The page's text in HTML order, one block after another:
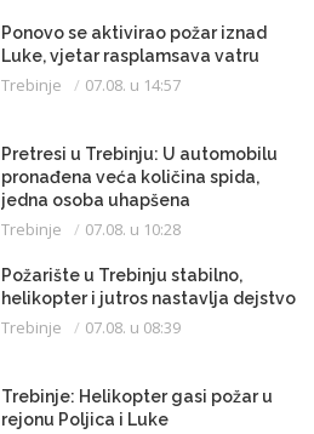
Ponovo se aktivirao požar iznad
Luke, vjetar rasplamsava vatru
Trebinje 07.08. u 14:57
Pretresi u Trebinju: U automobilu
pronađena veća količina spida,
jedna osoba uhapšena
Trebinje 07.08. u 10:28
Požarište u Trebinju stabilno,
helikopter i jutros nastavlja dejstvo
Trebinje 07.08. u 08:39
Trebinje: Helikopter gasi požar u
rejonu Poljica i Luke